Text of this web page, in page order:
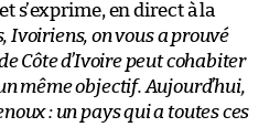
s’exprime, en direct à la
Ivoiriens, on vous a prouvé
Côte d’Ivoire peut cohabiter
même objectif. Aujourd’hui,
: un pays qui a toutes ces